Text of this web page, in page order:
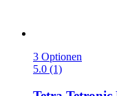
3 Optionen
5.0 (1)